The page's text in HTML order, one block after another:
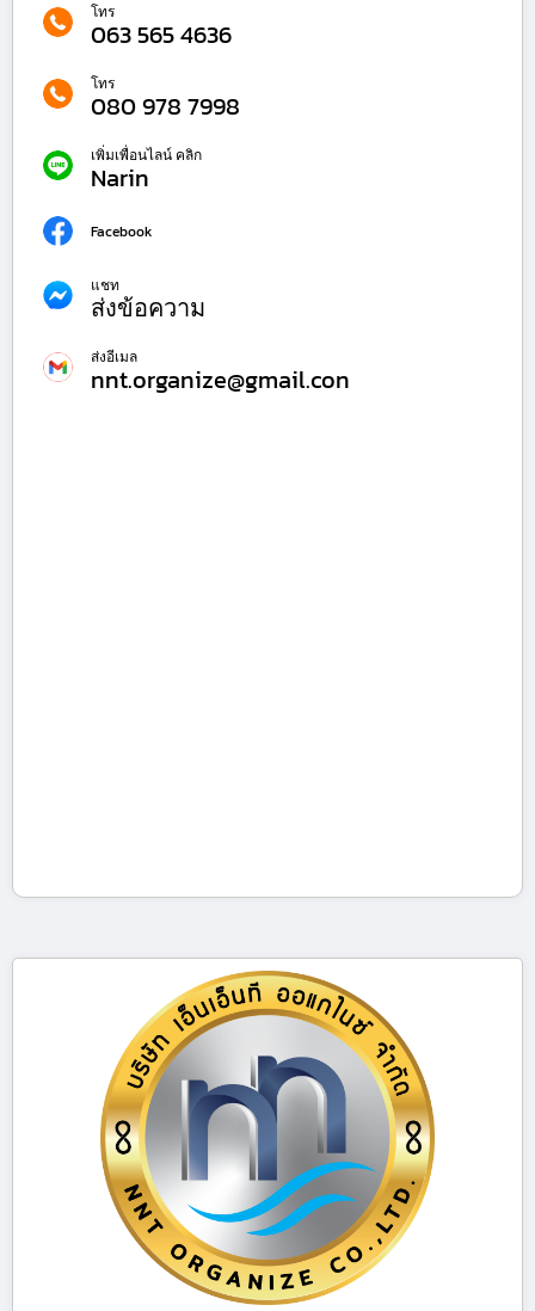
โทร
063 565 4636
โทร
080 978 7998
เพิ่มเพื่อนไลน์ คลิก
Narin
Facebook
แชท
ส่งข้อความ
ส่งอีเมล
nnt.organize@gmail.con